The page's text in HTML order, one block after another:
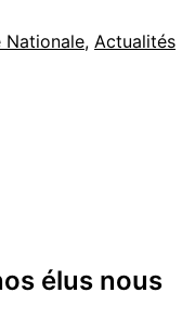
Nationale, Actualités
élus nous